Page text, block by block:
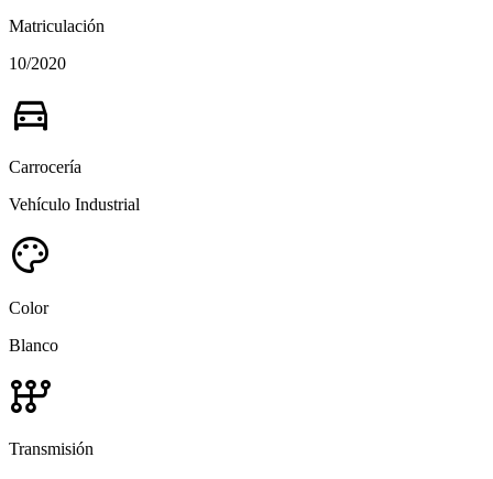
Matriculación
10/2020
directions_car
Carrocería
Vehículo Industrial
palette
Color
Blanco
auto_transmission
Transmisión